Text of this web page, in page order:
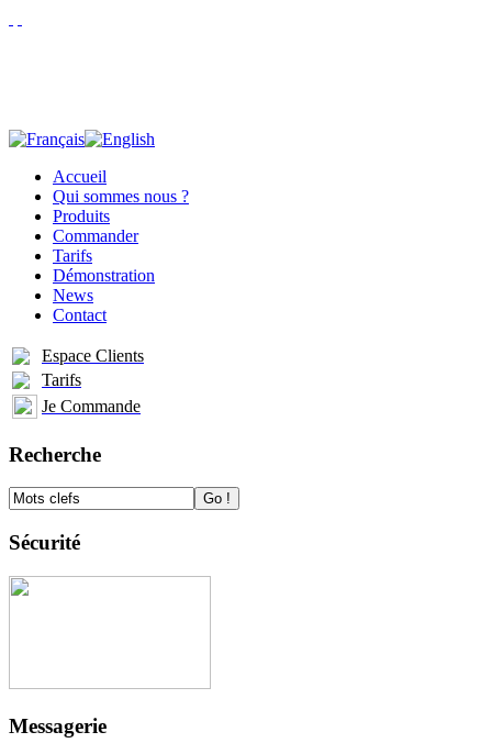
Accueil
Qui sommes nous ?
Produits
Commander
Tarifs
Démonstration
News
Contact
Espace Clients
Tarifs
Je Commande
Recherche
Sécurité
Messagerie